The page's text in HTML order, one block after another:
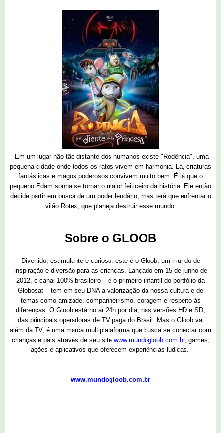
Em um lugar não tão distante dos humanos existe "Rodência", uma
pequena cidade onde todos os ratos vivem em harmonia. Lá, criaturas
fantásticas e magos poderosos convivem muito bem. É lá que o
pequeno Edam sonha se tornar o maior feiticeiro da história. Ele então
decide partir em busca de um poder lendário, mas terá que enfrentar o
vilão Rotex, que planeja destruir esse mundo.
Sobre o GLOOB
Divertido, estimulante e curioso: este é o Gloob, um mundo de
inspiração e diversão para as crianças. Lançado em 15 de junho de
2012, o canal 100% brasileiro – é o primeiro infantil do portfólio da
Globosat – tem em seu DNA a valorização da nossa cultura e de
temas como amizade, companheirismo, coragem e respeito às
diferenças. O Gloob está no ar 24h por dia, nas versões HD e SD,
das principais operadoras de TV paga do Brasil. Mas o Gloob vai
além da TV, é uma marca multiplataforma que busca se conectar com
crianças e pais através de seu site www.mundogloob.com.br, games,
ações e aplicativos que oferecem experiências lúdicas.
www.mundogloob.com.br